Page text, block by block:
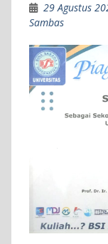
29 Agustus
Sambas